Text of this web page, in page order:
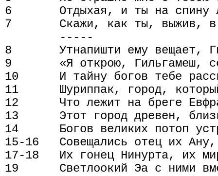
6       Отдыхая, и ты на спину
7       Скажи, как ты, выжив, в
        -----
8       Утнапишти ему вещает,
9       «Я открою, Гильгамеш,
10      И тайну богов тебе
11      Шуриппак, город,
12      Что лежит на бреге
13      Этот город древен,
14      Богов великих потоп
15-16   Совещались отец их
17-18   Их гонец Нинурта, их
19      Светлоокий Эа с ними